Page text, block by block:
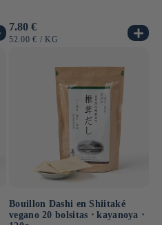
Precio
habitual
7.80 €
PRECIO
52.00 € / POR
KG
Bouillon Dashi en Shiitaké
vegano 20 bolsitas ⋅ kayanoya ⋅